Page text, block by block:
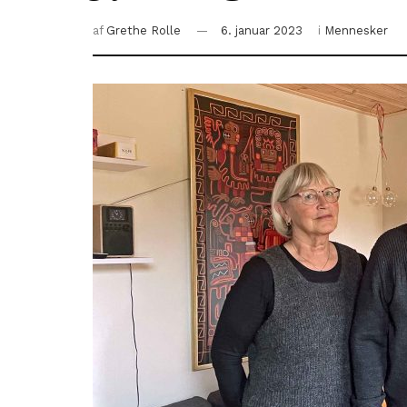
af Grethe Rolle 6. januar 2023 i Mennesker